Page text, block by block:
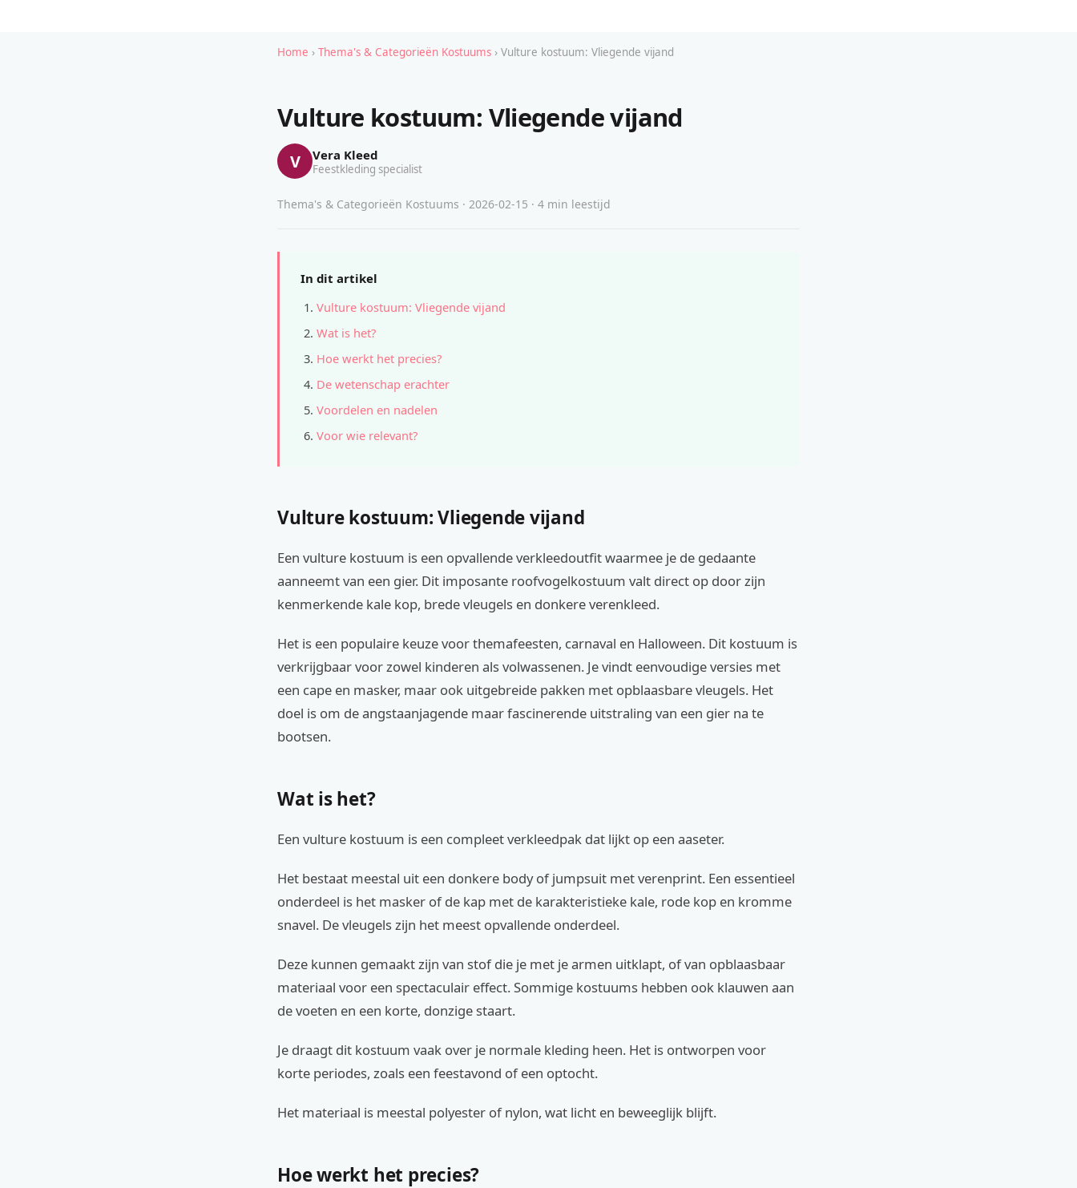
Home › Thema's & Categorieën Kostuums › Vulture kostuum: Vliegende vijand
Vulture kostuum: Vliegende vijand
V Vera Kleed
Feestkleding specialist
Thema's & Categorieën Kostuums · 2026-02-15 · 4 min leestijd
In dit artikel
Vulture kostuum: Vliegende vijand
Wat is het?
Hoe werkt het precies?
De wetenschap erachter
Voordelen en nadelen
Voor wie relevant?
Vulture kostuum: Vliegende vijand
Een vulture kostuum is een opvallende verkleedoutfit waarmee je de gedaante
aanneemt van een gier. Dit imposante roofvogelkostuum valt direct op door zijn
kenmerkende kale kop, brede vleugels en donkere verenkleed.
Het is een populaire keuze voor themafeesten, carnaval en Halloween. Dit kostuum is
verkrijgbaar voor zowel kinderen als volwassenen. Je vindt eenvoudige versies met
een cape en masker, maar ook uitgebreide pakken met opblaasbare vleugels. Het
doel is om de angstaanjagende maar fascinerende uitstraling van een gier na te
bootsen.
Wat is het?
Een vulture kostuum is een compleet verkleedpak dat lijkt op een aaseter.
Het bestaat meestal uit een donkere body of jumpsuit met verenprint. Een essentieel
onderdeel is het masker of de kap met de karakteristieke kale, rode kop en kromme
snavel. De vleugels zijn het meest opvallende onderdeel.
Deze kunnen gemaakt zijn van stof die je met je armen uitklapt, of van opblaasbaar
materiaal voor een spectaculair effect. Sommige kostuums hebben ook klauwen aan
de voeten en een korte, donzige staart.
Je draagt dit kostuum vaak over je normale kleding heen. Het is ontworpen voor
korte periodes, zoals een feestavond of een optocht.
Het materiaal is meestal polyester of nylon, wat licht en beweeglijk blijft.
Hoe werkt het precies?